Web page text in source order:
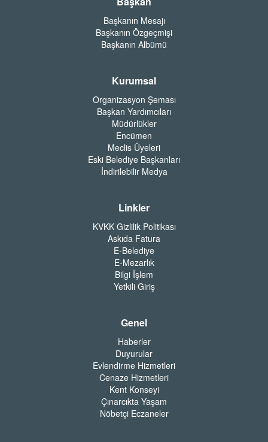
Başkanın Mesajı
Başkanın Özgeçmişi
Başkanın Albümü
Kurumsal
Organizasyon Şeması
Başkan Yardımcıları
Müdürlükler
Encümen
Meclis Üyeleri
Eski Belediye Başkanları
İndirilebilir Medya
Linkler
KVKK Gizlilik Politikası
Askıda Fatura
E-Belediye
E-Mezarlık
Bilgi İşlem
Yetkili Giriş
Genel
Haberler
Duyurular
Evlendirme Hizmetleri
Cenaze Hizmetleri
Kent Konseyi
Çınarcıkta Yaşam
Nöbetçi Eczaneler